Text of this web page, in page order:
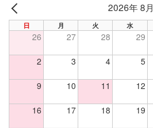
PREV
2026年 8月
日 月 火 水
26 27 28 29
2 3 4 5
9 10 11 12
16 17 18 19